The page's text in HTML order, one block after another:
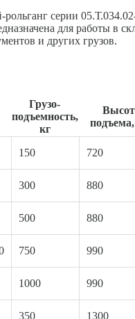
серии
для работы в
и других грузов.
Грузо-
подъемность,
кг
150 720
300 880
500 880
750 990
1000 990
350 1300